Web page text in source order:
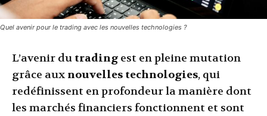
Quel avenir pour le trading avec les nouvelles technologies ?
L’avenir du trading est en pleine mutation
grâce auxnouvelles technologies, qui
redéfinissent en profondeur la manière dont
les marchés financiers fonctionnent et sont